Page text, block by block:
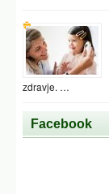
zdravje. …
Facebook